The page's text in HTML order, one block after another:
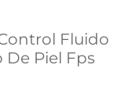
Fluido
De Piel Fps